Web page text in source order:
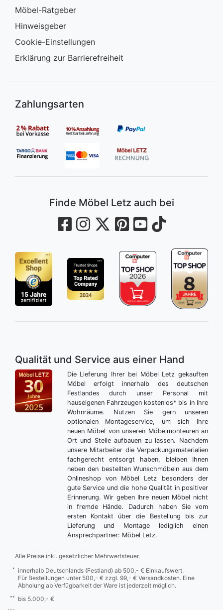
Möbel-Ratgeber
Hinweisgeber
Cookie-Einstellungen
Erklärung zur Barrierefreiheit
Zahlungsarten
Finde Möbel Letz auch bei
Qualität und Service aus einer Hand
Die Lieferung Ihrer bei Möbel Letz gekauften
Möbel erfolgt innerhalb des deutschen
Festlandes durch unser Personal mit
hauseigenen Fahrzeugen kostenlos* bis in Ihre
Wohnräume. Nutzen Sie gern unseren
optionalen Montageservice, um sich Ihre
neuen Möbel von unseren Möbelmonteuren an
Ort und Stelle aufbauen zu lassen. Nachdem
unsere Mitarbeiter die Verpackungsmaterialien
fachgerecht entsorgt haben, bleiben Ihnen
neben den bestellten Wunschmöbeln aus dem
Onlineshop von Möbel Letz besonders der
gute Service und die hohe Qualität in positiver
Erinnerung. Wir geben Ihre neuen Möbel nicht
in fremde Hände. Dadurch haben Sie vom
ersten Kontakt über die Bestellung bis zur
Lieferung und Montage lediglich einen
Ansprechpartner: Möbel Letz.
Alle Preise inkl. gesetzlicher Mehrwertsteuer.
*
innerhalb Deutschlands (Festland) ab 500,- € Einkaufswert.
Für Bestellungen unter 500,- € zzgl. 99,- € Versandkosten. Eine
Abholung ab Verfügbarkeit der Ware ist jederzeit möglich.
** bis 5.000,- €